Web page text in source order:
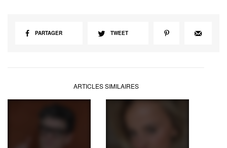
PARTAGER TWEET
ARTICLES SIMILAIRES